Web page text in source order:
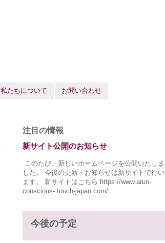
私たちについて お問い合わせ
注目の情報
新サイト公開のお知らせ
このたび、新しいホームページを公開いたしま
した。 今後の更新・お知らせは新サイトで行い
ます。 新サイトはこちら https://www.arun-
conscious- touch-japan.com/
今後の予定